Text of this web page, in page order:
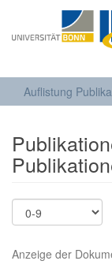
Auflistung
Anzeige der